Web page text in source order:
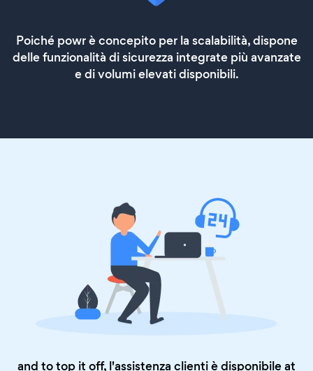
Poiché powr è concepito per la scalabilità, dispone
delle funzionalità di sicurezza integrate più avanzate
e di volumi elevati disponibili.
and to top it off, l'assistenza clienti è disponibile at